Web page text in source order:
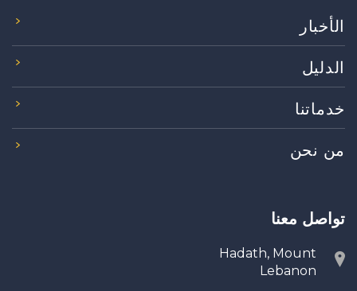
الأخبار
الدليل
خدماتنا
من نحن
تواصل معنا
Hadath, Mount
Lebanon